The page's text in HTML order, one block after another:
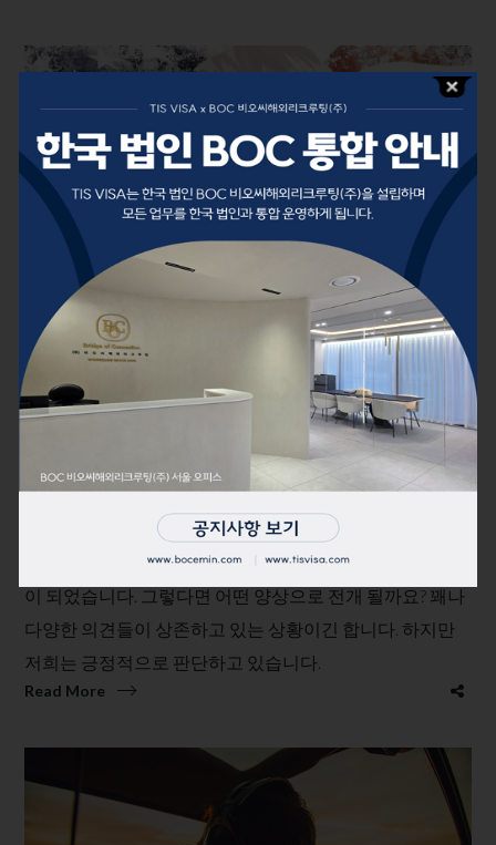
July 8, 2024 by 이민법 칼럼
2024 강력한 트럼프 이민정책
에 대한 한국인 영주권 취득 방
향
트럼프는 미국내 압도적인 지지율로 대선 승리가 점쳐지는
가운데 트럼프의 이민정책을 눈여겨 볼수 밖에 없는 상황
이 되었습니다. 그렇다면 어떤 양상으로 전개 될까요? 꽤나
다양한 의견들이 상존하고 있는 상황이긴 합니다. 하지만
저희는 긍정적으로 판단하고 있습니다.
Read More